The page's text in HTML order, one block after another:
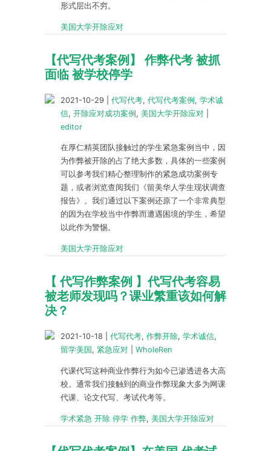
形式层出不穷。
美国大学开除应对
【代写代考案例】 作弊代考 被抓
面临 被学校停学
2021-10-29 代写代考, 代写代考案例, 学术诚
信, 开除应对成功案例, 美国大学开除应对
editor
在厚仁精英团队接触过的学生紧急案例当中，因
为作弊被开除的占了绝大多数，具体的一些案例
可以参考我们精心整理制作的紧急成功案例专
题，或者浏览查阅我们《留美华人学生现状调查
报告》。我们通过以下案例还原了一个非常典型
的因为在学校当中作弊而遭遇困境的学生，希望
以此作为警惕。
美国大学开除应对
【 代写作弊案例 】代写代考容易
被老师发现吗？课业繁重该如何解
决？
2021-10-18 代写代考, 作弊开除, 学术诚信,
留学美国 , 紧急应对 WholeRen
代课代写这种商业作弊行为如今已渗透进各大高
校。通常我们接触到的商业作弊现象大多为网课
代课、论文代写、考试代考等。
学术紧急 开除 停学 作弊, 美国大学开除应对